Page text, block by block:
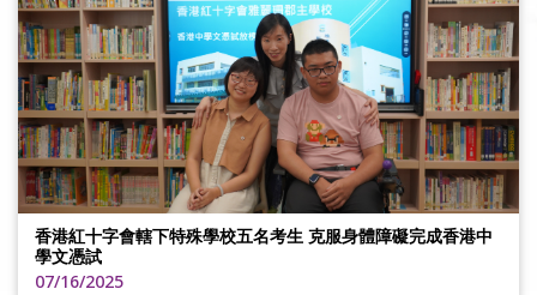
香港紅十字會轄下特殊學校五名考生 克服身體障礙完成香港中
學文憑試
07/16/2025